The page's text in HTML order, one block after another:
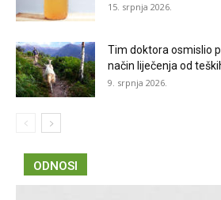
15. srpnja 2026.
Tim doktora osmislio
način liječenja od
9. srpnja 2026.
ODNOSI